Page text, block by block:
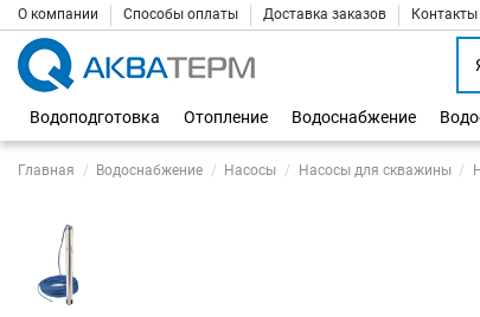
О компании Способы оплаты Доставка заказов Контакты
Водоподготовка
Отопление Водоснабжение
Главная Водоснабжение Насосы Насосы для скважины